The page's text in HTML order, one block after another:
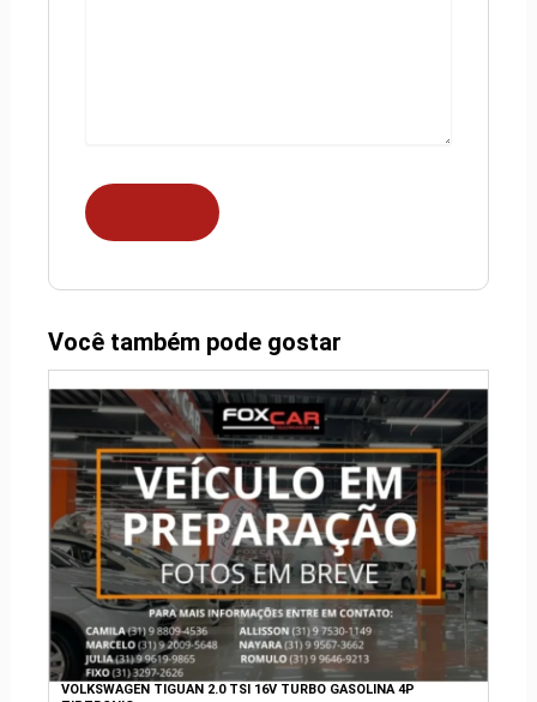
Você também pode gostar
VOLKSWAGEN TIGUAN 2.0 TSI 16V TURBO GASOLINA 4P